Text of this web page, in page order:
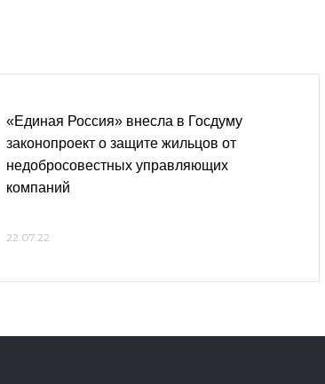
«Единая Россия» внесла в Госдуму
законопроект о защите жильцов от
недобросовестных управляющих
компаний
22.07.22